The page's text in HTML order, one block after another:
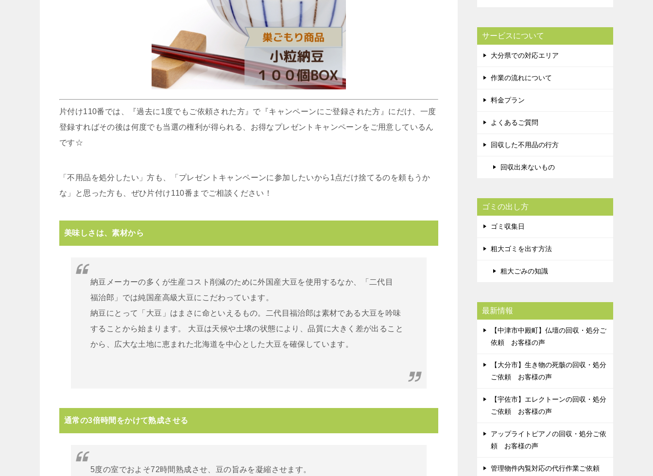
片付け110番では、『過去に1度でもご依頼された方』で『キャンペーンにご登録された方』にだけ、一度
登録すればその後は何度でも当選の権利が得られる、お得なプレゼントキャンペーンをご用意しているん
です☆
「不用品を処分したい」方も、「プレゼントキャンペーンに参加したいから1点だけ捨てるのを頼もうか
な」と思った方も、ぜひ片付け110番までご相談ください！
美味しさは、素材から
納豆メーカーの多くが生産コスト削減のために外国産大豆を使用するなか、「二代目
福治郎」では純国産高級大豆にこだわっています。
納豆にとって「大豆」はまさに命といえるもの。二代目福治郎は素材である大豆を吟味
することから始まります。 大豆は天候や土壌の状態により、品質に大きく差が出ること
から、広大な土地に恵まれた北海道を中心とした大豆を確保しています。
通常の3倍時間をかけて熟成させる
5度の室でおよそ72時間熟成させ、豆の旨みを凝縮させます。
サービスについて
大分県での対応エリア
作業の流れについて
料金プラン
よくあるご質問
回収した不用品の行方
回収出来ないもの
ゴミの出し方
ゴミ収集日
粗大ゴミを出す方法
粗大ごみの知識
最新情報
【中津市中殿町】仏壇の回収・処分ご
依頼 お客様の声
【大分市】生き物の死骸の回収・処分
ご依頼 お客様の声
【宇佐市】エレクトーンの回収・処分
ご依頼 お客様の声
アップライトピアノの回収・処分ご依
頼 お客様の声
管理物件内覧対応の代行作業ご依頼